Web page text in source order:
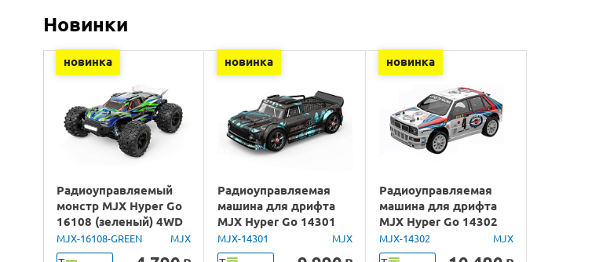
Новинки
новинка
Радиоуправляемый
монстр MJX Hyper Go
16108 (зеленый) 4WD
2.4G LED 1/16 RTR
MJX-16108-GREEN MJX
новинка
Радиоуправляемая
машина для дрифта
MJX Hyper Go 14301
Brushless 4WD 2.4G
LED 1/14 RTR
MJX-14301 MJX
новинка
Радиоуправляемая
машина для дрифта
MJX Hyper Go 14302
Lancia Delta Brushless
4WD 2.4G LED 1/14
MJX-14302 MJX